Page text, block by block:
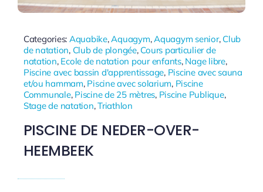
Categories: Aquabike,Aquagym,Aquagym senior, Club
de natation, Club de plongée, Cours particulier de
natation, Ecole de natation pour enfants, Nage libre,
Piscine avec bassin d'apprentissage, Piscine avec sauna
et/ou hammam, Piscine avec solarium, Piscine
Communale, Piscine de 25 mètres, Piscine Publique,
Stage de natation,Triathlon
PISCINE DE NEDER-OVER-
HEEMBEEK